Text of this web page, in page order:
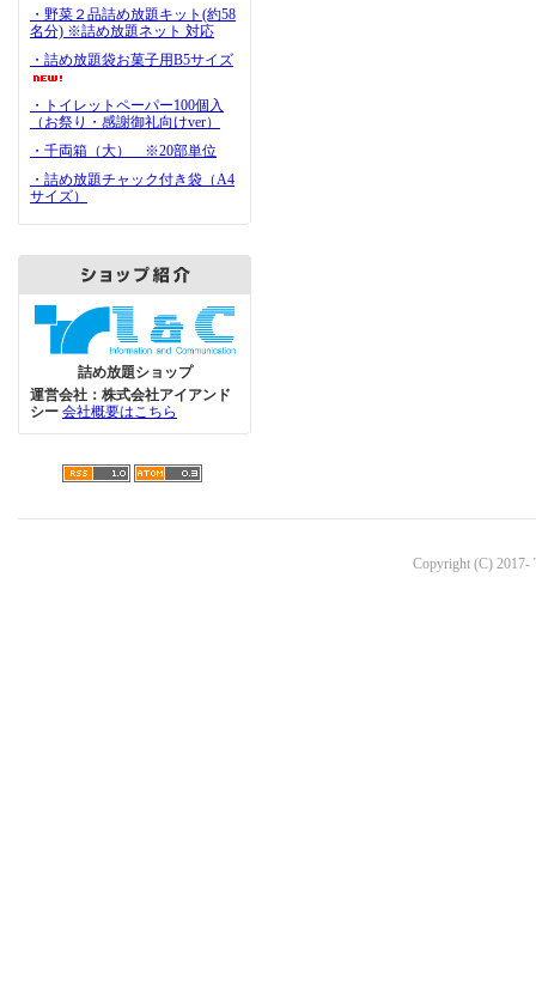
・野菜２品詰め放題キット(約58
名分) ※詰め放題ネット 対応
・詰め放題袋お菓子用B5サイズ
・トイレットペーパー100個入
（お祭り・感謝御礼向けver）
・千両箱（大） ※20部単位
・詰め放題チャック付き袋（A4
サイズ）
詰め放題ショップ
運営会社：株式会社アイアンド
シー 会社概要はこちら
Copyright (C) 2017-